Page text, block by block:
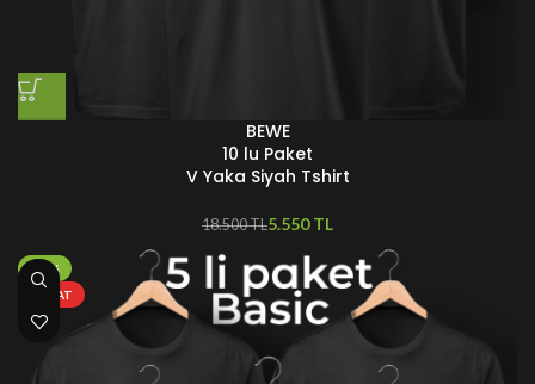
BEWE
10 lu Paket
V Yaka Siyah Tshirt
18.500TL5.550TL
-40%
FIRSAT